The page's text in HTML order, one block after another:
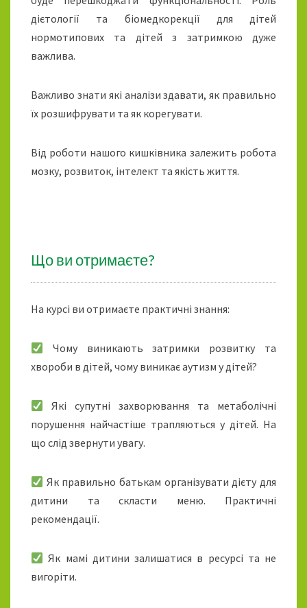
дієтології та біомедкорекції для дітей
нормотипових та дітей з затримкою дуже
важлива.
Важливо знати які аналізи здавати, як правильно
їх розшифрувати та як корегувати.
Від роботи нашого кишківника залежить робота
мозку, розвиток, інтелект та якість життя.
Що ви отримаєте?
На курсі ви отримаєте практичні знання:
Чому виникають затримки розвитку та
хвороби в дітей, чому виникає аутизм у дітей?
Які супутні захворювання та метаболічні
порушення найчастіше трапляються у дітей. На
що слід звернути увагу.
Як правильно батькам організувати дієту для
дитини та скласти меню. Практичні
рекомендації.
Як мамі дитини залишатися в ресурсі та не
вигоріти.